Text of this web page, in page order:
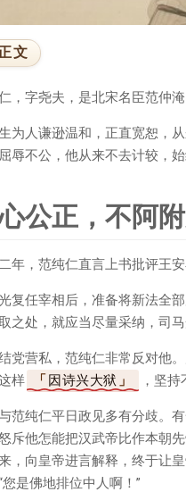
文
，字尧夫，是北宋名臣范仲
为人谦逊温和，正直宽恕，
辱不公，他从来不去计较，
公正，不阿
年，范纯仁直言上书批评王
复任宰相后，准备将新法全
之处，就应当尽量采纳，司
党营私，范纯仁非常反对他
样
因诗兴大狱 ，坚
范纯仁平日政见多有分歧。
斥他怎能把汉武帝比作本朝
，向皇帝进言解释，终于让
您是佛地排位中人啊！”